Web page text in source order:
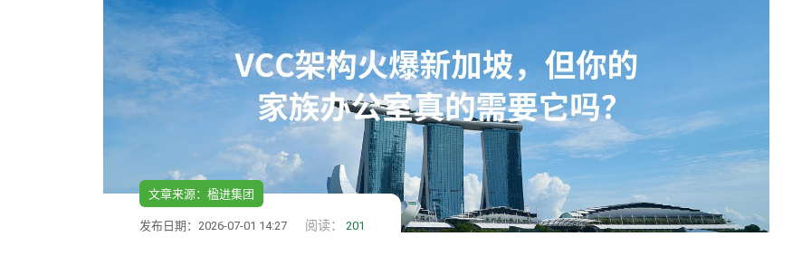
文章来源：楹进集团
发布日期：2026-07-01 14:27 阅读： 201